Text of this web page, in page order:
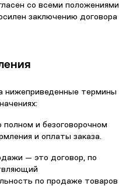
со всеми положениями
заключению договора
нижеприведенные термины
полном и безоговорочном
и оплаты заказа.
— это договор, по
по продаже товаров